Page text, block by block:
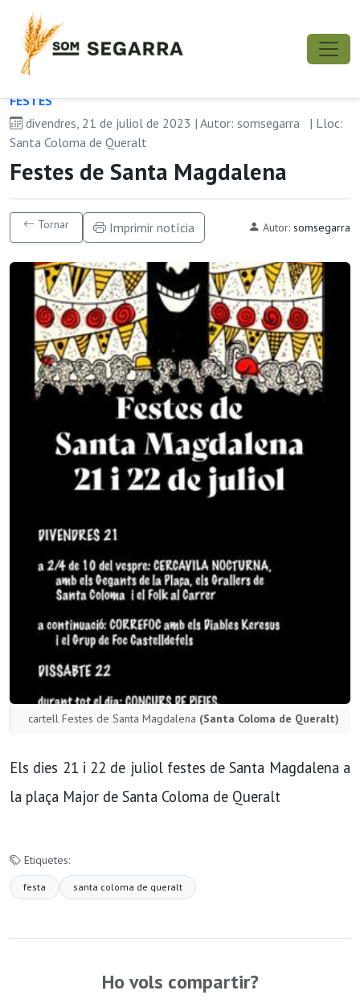
FESTES
divendres, 21 de juliol de 2023 | Autor: somsegarra
| Lloc:
Santa Coloma de Queralt
Festes de Santa Magdalena
Tornar Imprimir notícia Autor: somsegarra
cartell Festes de Santa Magdalena (Santa Coloma de Queralt)
Els dies 21 i 22 de juliol festes de Santa Magdalena a
la plaça Major de Santa Coloma de Queralt
Etiquetes:
festa santa coloma de queralt
Ho vols compartir?